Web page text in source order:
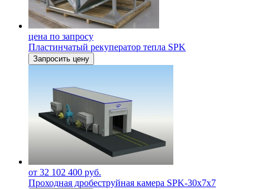
цена по запросу
Пластинчатый рекуператор тепла SPK
Запросить цену
от 32 102 400 руб.
Проходная дробеструйная камера SPK-30х7х7